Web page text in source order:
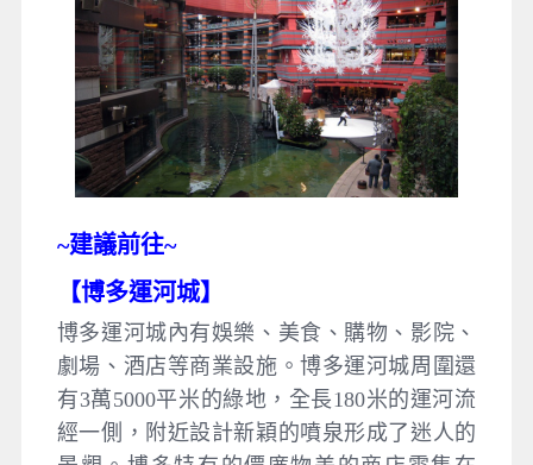
~建議前往~
【博多運河城】
博多運河城內有娛樂、美食、購物、影院、
劇場、酒店等商業設施。博多運河城周圍還
有3萬5000平米的綠地，全長180米的運河流
經一側，附近設計新穎的噴泉形成了迷人的